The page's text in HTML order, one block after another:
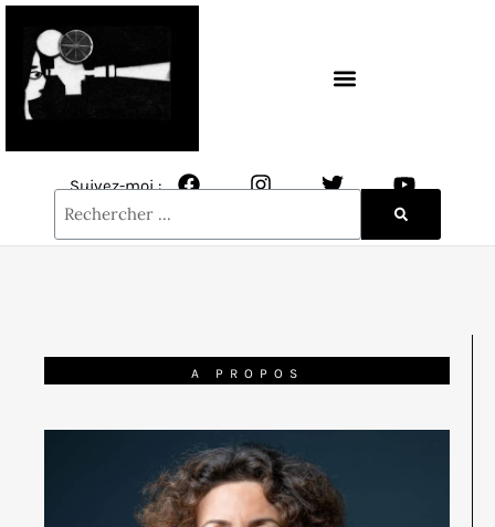
Suivez-moi :
A PROPOS